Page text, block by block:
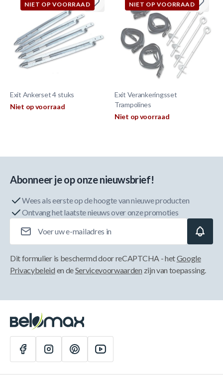
NIET OP VOORRAAD
Exit Ankerset 4 stuks
Niet op voorraad
NIET OP VOORRAAD
Exit Verankeringsset
Trampolines
Niet op voorraad
Abonneer je op onze nieuwsbrief!
Wees als eerste op de hoogte van nieuwe producten
Ontvang het laatste nieuws over onze promoties
Dit formulier is beschermd door reCAPTCHA - hetGoogle
Privacybeleid en deServicevoorwaarden zijn van toepassing.